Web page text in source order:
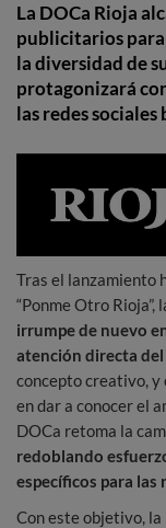
La DOCa Rioja
publicitarios
la diversidad de
protagonizará
las redes
Tras el lanzamiento
“Ponme Otro
irrumpe de nuevo
atención directa
concepto creativo, y
en dar a conocer el
DOCa retoma la
redoblando
específicos para las
Con este objetivo,